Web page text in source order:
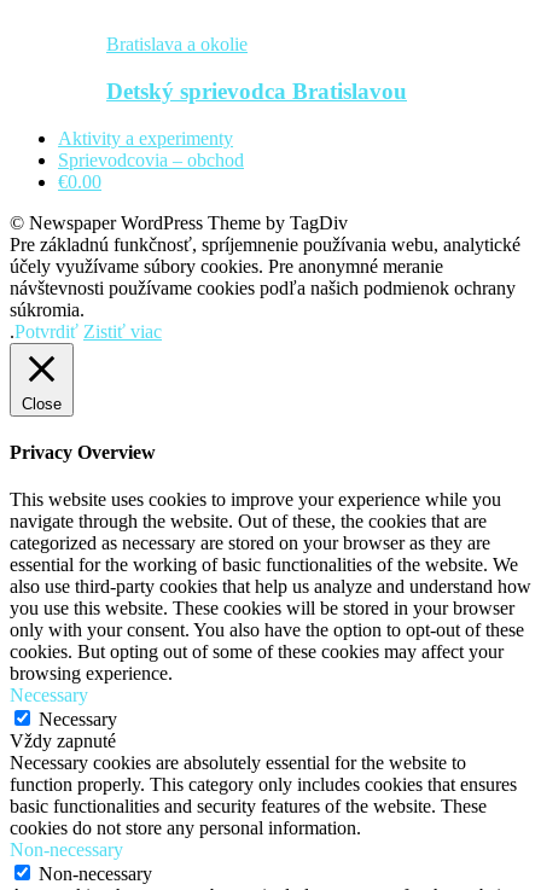
Bratislava a okolie
Detský sprievodca Bratislavou
Aktivity a experimenty
Sprievodcovia – obchod
€0.00
© Newspaper WordPress Theme by TagDiv
Pre základnú funkčnosť, spríjemnenie používania webu, analytické
účely využívame súbory cookies. Pre anonymné meranie
návštevnosti používame cookies podľa našich podmienok ochrany
súkromia.
.Potvrdiť Zistiť viac
Close
Privacy Overview
This website uses cookies to improve your experience while you
navigate through the website. Out of these, the cookies that are
categorized as necessary are stored on your browser as they are
essential for the working of basic functionalities of the website. We
also use third-party cookies that help us analyze and understand how
you use this website. These cookies will be stored in your browser
only with your consent. You also have the option to opt-out of these
cookies. But opting out of some of these cookies may affect your
browsing experience.
Necessary
Necessary
Vždy zapnuté
Necessary cookies are absolutely essential for the website to
function properly. This category only includes cookies that ensures
basic functionalities and security features of the website. These
cookies do not store any personal information.
Non-necessary
Non-necessary